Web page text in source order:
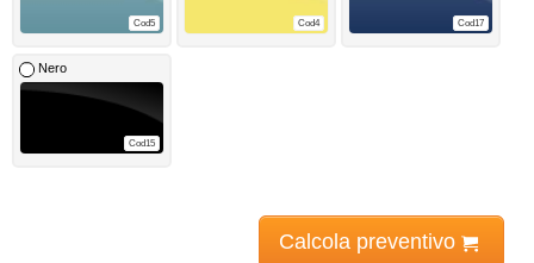
Cod5 Cod4 Cod17
Nero
Cod15
Calcola preventivo